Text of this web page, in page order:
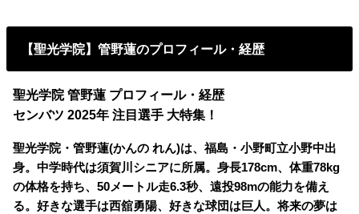
【聖光学院】管野蓮のプロフィール・経歴
聖光学院 管野蓮 プロフィール・経歴
センバツ 2025年 注目選手 大特集！
聖光学院・管野蓮(かんの れん)は、福島・小野町立小野中出
身。中学時代は須賀川シニアに所属。身長178cm、体重78kg
の体格を持ち、50メートル走6.3秒、遠投98mの能力を備え
る。好きな選手は西舘勇陽、好きな球団は巨人。将来の夢は